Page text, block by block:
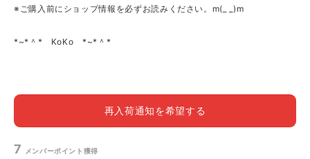
※ご購入前にショップ情報を必ずお読みください。m(_ _)m
*~*＾* KoKo *~*＾*
再入荷通知を希望する
7 メンバーポイント 獲得